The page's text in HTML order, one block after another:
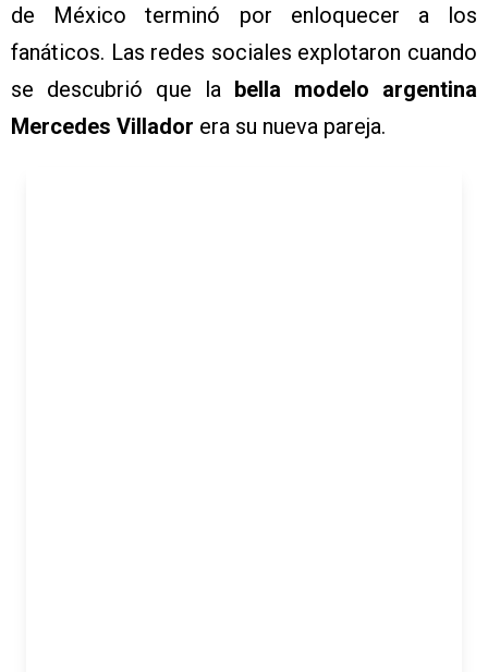
de México terminó por enloquecer a los
fanáticos. Las redes sociales explotaron cuando
se descubrió que la bella modelo argentina
Mercedes Villador era su nueva pareja.